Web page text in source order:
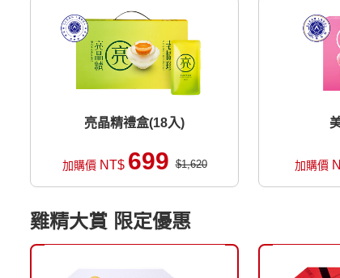
亮晶精禮盒(18入)
加購價NT$ 699$1,620 加購價
雞精大賞 限定優惠